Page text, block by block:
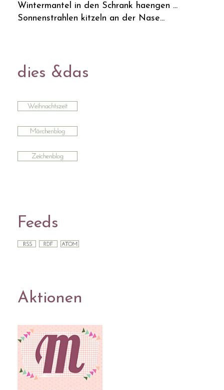
Wintermantel in den Schrank haengen ...
Sonnenstrahlen kitzeln an der Nase...
dies &das
Feeds
Aktionen